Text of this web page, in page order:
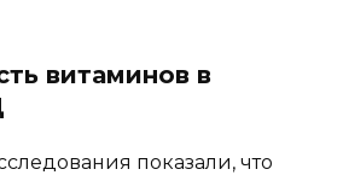
витаминов в
показали, что